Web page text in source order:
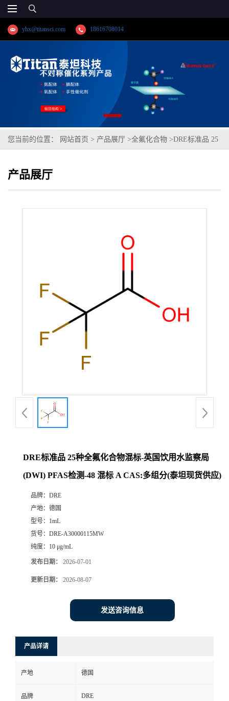
yhx@titansci.com 18616708014
您当前的位置： 网站首页 > 产品展厅 >全氟化合物 >DRE标准品 25
CAS:多组分(泰坦现货供应)
产品展厅
DRE标准品 25种全氟化合物混标-英国饮用水监察局
(DWI) PFAS检测-48 混标 A CAS:多组分(泰坦现货供应)
品牌： DRE
产地： 德国
型号： 1mL
货号： DRE-A30000115MW
纯度： 10 μg/mL
发布日期： 2026-07-01
更新日期： 2026-08-07
发送咨询信息
产品详请
产地 德国
品牌 DRE